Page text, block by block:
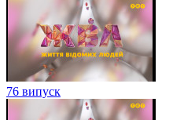
76 випуск